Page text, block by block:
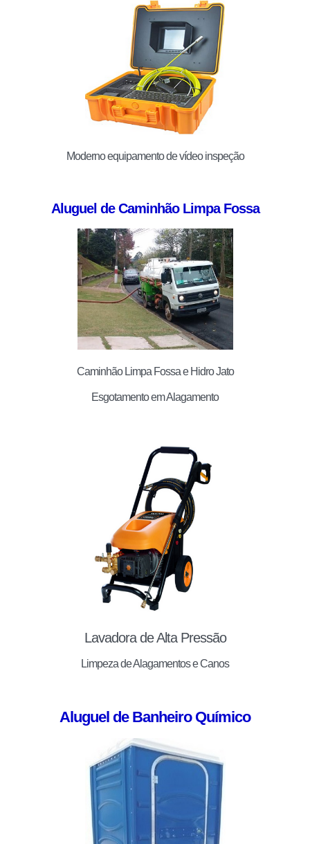
Moderno equipamento de vídeo inspeção
Aluguel de Caminhão Limpa Fossa
Caminhão Limpa Fossa e Hidro Jato
Esgotamento em Alagamento
Lavadora de Alta Pressão
Limpeza de Alagamentos e Canos
Aluguel de Banheiro Químico